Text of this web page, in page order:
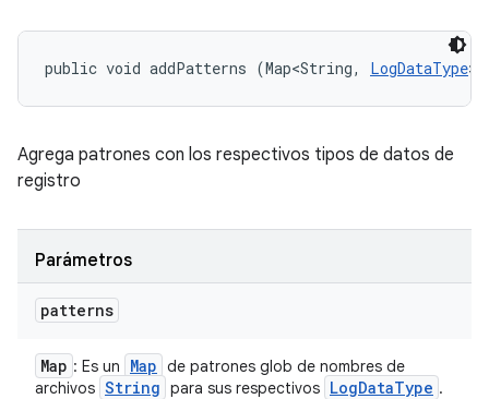
public void addPatterns (Map<String, LogDataType>
Agrega patrones con los respectivos tipos de datos de
registro
Parámetros
patterns
Map : Es un Map de patrones glob de nombres de
archivos String para sus respectivos LogDataType .